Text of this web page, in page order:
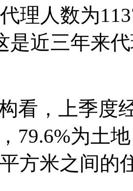
理人数为
是近三年来
看，上季度
79.6%为土
方米之间的